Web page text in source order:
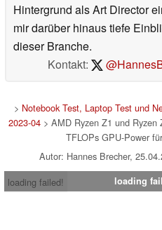
Hintergrund als Art Director
mir darüber hinaus tiefe
dieser Branche.
Kontakt:
> Notebook Test, Laptop Test und
2023-04 > AMD Ryzen Z1 und
TFLOPs GPU-Power
Autor: Hannes Brecher,
loading failed!
loading